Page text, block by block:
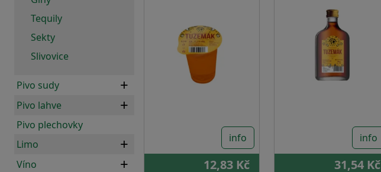
Tequily
Sekty
Slivovice
Pivo sudy
Pivo lahve
Pivo plechovky
Limo
Víno
info
12,83 Kč
info
31,54 Kč